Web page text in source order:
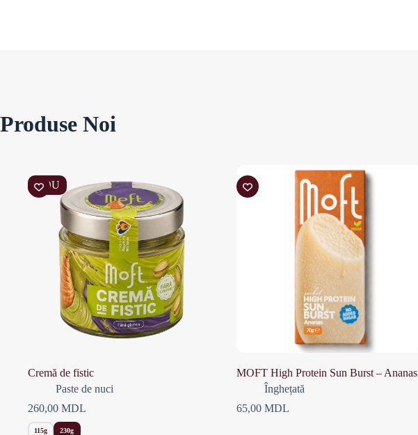
Produse Noi
NOU
Cremă de fistic
Paste de nuci
260,00 MDL
115g 230g
MOFT High Protein Sun Burst – Ananas
Înghețată
65,00 MDL